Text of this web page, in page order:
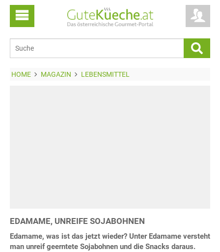
HOME MAGAZIN LEBENSMITTEL
EDAMAME, UNREIFE SOJABOHNEN
Edamame, was ist das jetzt wieder? Unter Edamame versteht
man unreif geerntete Sojabohnen und die Snacks daraus.